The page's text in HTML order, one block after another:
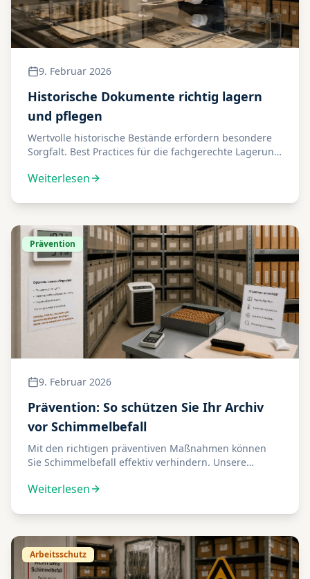
9. Februar 2026
Historische Dokumente richtig lagern
und pflegen
Wertvolle historische Bestände erfordern besondere
Sorgfalt. Best Practices für die fachgerechte Lagerung
Weiterlesen
Prävention
9. Februar 2026
Prävention: So schützen Sie Ihr Archiv
vor Schimmelbefall
Mit den richtigen präventiven Maßnahmen können
Sie Schimmelbefall effektiv verhindern. Unsere
Weiterlesen
Arbeitsschutz